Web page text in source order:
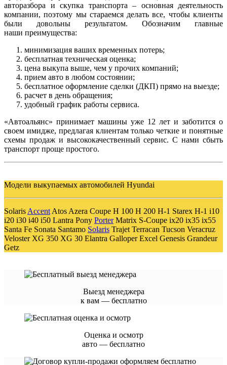
авторазбора и скупка транспорта – основная деятельность
компании, поэтому мы стараемся делать все, чтобы клиенты
были довольны результатом. Обозначим главные
наши преимущества:
минимизация ваших временных потерь;
бесплатная техническая оценка;
цена выкупа выше, чем у прочих компаний;
прием авто в любом состоянии;
бесплатное оформление сделки (ДКП) прямо на выезде;
расчет в день обращения;
удобный график работы сервиса.
«Автоальянс» принимает машины уже 12 лет и заботится о
своем имидже, предлагая клиентам только четкие и понятные
схемы продаж и высококачественный сервис. С нами сбыть
транспорт проще простого.
Модели выкупаемых автомобилей Hyundai
SolarisAccentAtos Azera Coupe H 100 H 200 H-1 Starex H-1 i10
i20 i30 i40 i50 Lantra Pony PorterMatrix S-Coupe ix20 ix35 ix55
Santa Fe Sonata Santamo Solaris Trajet Terracan Tucson Veracruz
Veloster XG 350 XG 30 Elantra Galloper Excel Genesis Grandeur
Getz
Выезд менеджера
к вам — бесплатно
Оценка и осмотр
авто — бесплатно